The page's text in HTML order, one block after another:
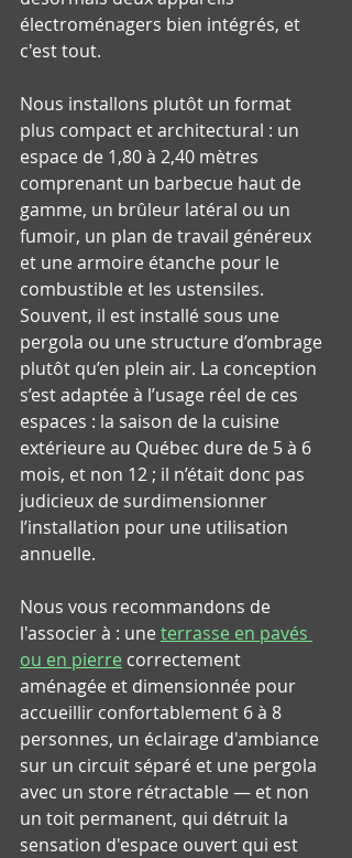
électroménagers bien intégrés, et
c'est tout.
Nous installons plutôt un format
plus compact et architectural : un
espace de 1,80 à 2,40 mètres
comprenant un barbecue haut de
gamme, un brûleur latéral ou un
fumoir, un plan de travail généreux
et une armoire étanche pour le
combustible et les ustensiles.
Souvent, il est installé sous une
pergola ou une structure d’ombrage
plutôt qu’en plein air. La conception
s’est adaptée à l’usage réel de ces
espaces : la saison de la cuisine
extérieure au Québec dure de 5 à 6
mois, et non 12 ; il n’était donc pas
judicieux de surdimensionner
l’installation pour une utilisation
annuelle.
Nous vous recommandons de
l'associer à : une terrasse en pavés
ou en pierre correctement
aménagée et dimensionnée pour
accueillir confortablement 6 à 8
personnes, un éclairage d'ambiance
sur un circuit séparé et une pergola
avec un store rétractable — et non
un toit permanent, qui détruit la
sensation d'espace ouvert qui est